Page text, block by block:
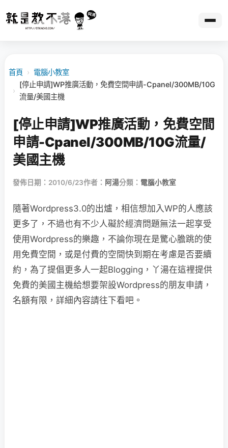
首頁 › 電腦小教室
›
[停止申請]WP推廣活動，免費空間申請-Cpanel/300MB/10G
流量/美國主機
[停止申請]WP推廣活動，免費空間
申請-Cpanel/300MB/10G流量/
美國主機
發佈日期：2010/6/23作者： 阿湯分類： 電腦小教室
隨著Wordpress3.0的出爐，相信想加入WP的人應該
更多了，不過也有不少人礙於經濟問題無法一起享受
使用Wordpress的樂趣，不論你現在是驚心膽跳的使
用免費空間，或是付費的空間快到期在考慮是否要續
約，為了提倡更多人一起Blogging，丫湯在這裡提供
免費的美國主機給想要架設Wordpress的朋友申請，
名額有限，詳細內容請往下看吧。